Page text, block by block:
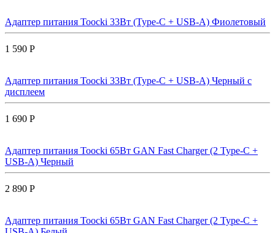
Адаптер питания Toocki 33Вт (Type-C + USB-A) Фиолетовый
1 590 Р
Адаптер питания Toocki 33Вт (Type-C + USB-A) Черный с
дисплеем
1 690 Р
Адаптер питания Toocki 65Вт GAN Fast Charger (2 Type-C +
USB-A) Черный
2 890 Р
Адаптер питания Toocki 65Вт GAN Fast Charger (2 Type-C +